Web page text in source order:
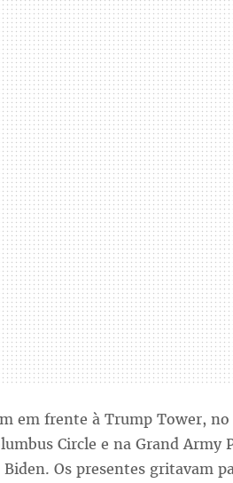
em frente à Trump Tower,
Circle e na Grand Army
Os presentes gritavam